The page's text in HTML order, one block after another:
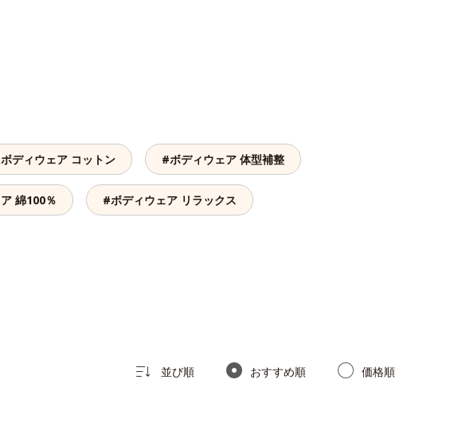
ディウェア コットン #ボディウェア 体型補整
綿100％ #ボディウェア リラックス
並び順 おすすめ順 価格順